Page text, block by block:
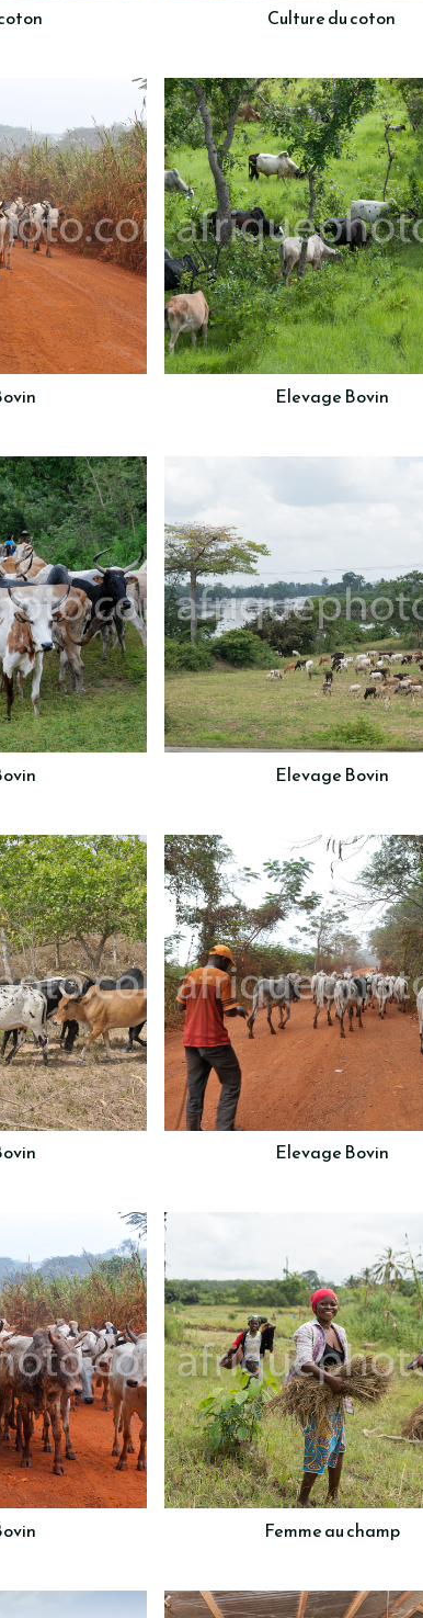
Culture du coton
Elevage Bovin
Elevage Bovin
Elevage Bovin
Femme au champ